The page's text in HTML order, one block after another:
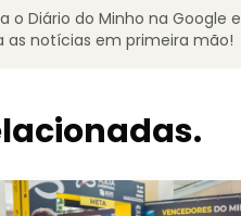
o Diário do Minho na Google e
as notícias em primeira mão!